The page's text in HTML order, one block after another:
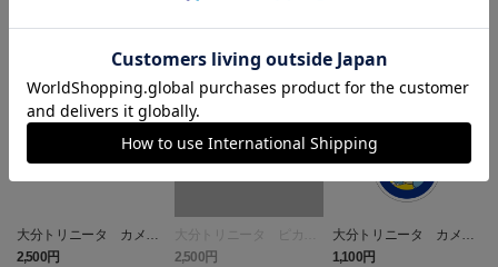
大分トリニータ カメッ
クス タオルマフラー
2,500円
大分トリニータ ピカチ
ュウ タオルマフラー
2,500円
NEW
大分トリニータ カメッ
クス キーホルダー
1,100円